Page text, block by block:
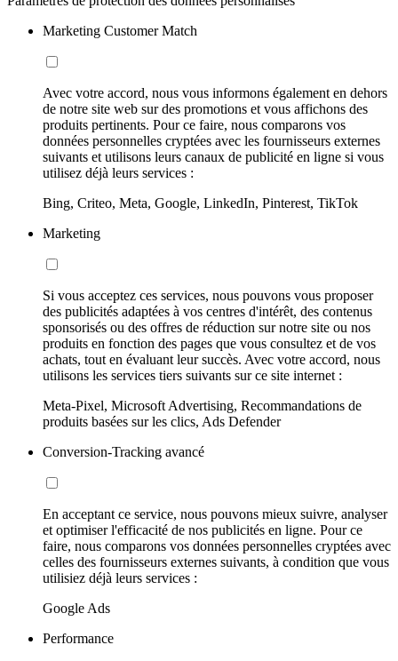
Marketing Customer Match
Avec votre accord, nous vous informons également en dehors
de notre site web sur des promotions et vous affichons des
produits pertinents. Pour ce faire, nous comparons vos
données personnelles cryptées avec les fournisseurs externes
suivants et utilisons leurs canaux de publicité en ligne si vous
utilisez déjà leurs services :
Bing, Criteo, Meta, Google, LinkedIn, Pinterest, TikTok
Marketing
Si vous acceptez ces services, nous pouvons vous proposer
des publicités adaptées à vos centres d'intérêt, des contenus
sponsorisés ou des offres de réduction sur notre site ou nos
produits en fonction des pages que vous consultez et de vos
achats, tout en évaluant leur succès. Avec votre accord, nous
utilisons les services tiers suivants sur ce site internet :
Meta-Pixel, Microsoft Advertising, Recommandations de
produits basées sur les clics, Ads Defender
Conversion-Tracking avancé
En acceptant ce service, nous pouvons mieux suivre, analyser
et optimiser l'efficacité de nos publicités en ligne. Pour ce
faire, nous comparons vos données personnelles cryptées avec
celles des fournisseurs externes suivants, à condition que vous
utilisiez déjà leurs services :
Google Ads
Performance